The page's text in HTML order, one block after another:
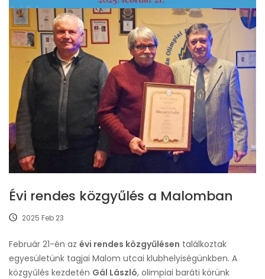
Évi rendes közgyűlés a Malomban
2025 Feb 23
Február 21-én az évi rendes közgyűlésen találkoztak
egyesületünk tagjai Malom utcai klubhelyiségünkben. A
közgyűlés kezdetén Gál László, olimpiai baráti körünk